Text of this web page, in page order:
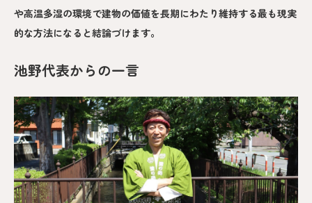
や高温多湿の環境で建物の価値を長期にわたり維持する最も現実
的な方法になると結論づけます。
池野代表からの一言